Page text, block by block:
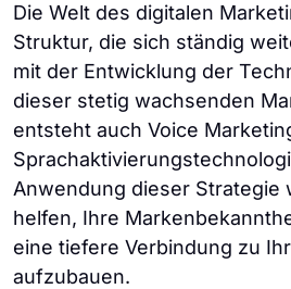
Die Welt des digitalen
Struktur, die sich ständig
mit der Entwicklung der
dieser stetig wachsenden
entsteht auch Voice
Anwendung dieser Strategie
helfen, Ihre
eine tiefere Verbindung zu
aufzubauen.